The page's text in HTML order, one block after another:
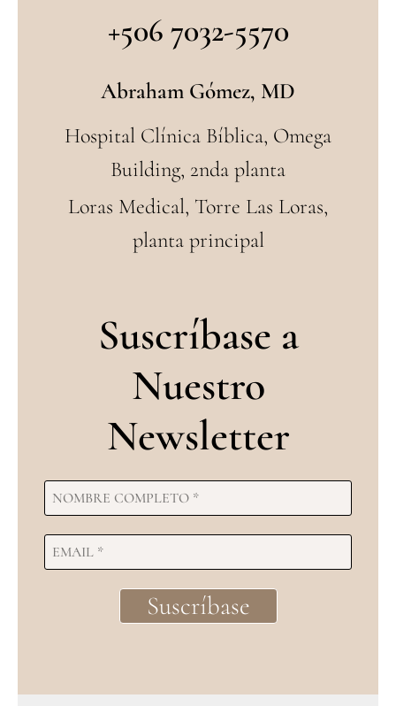
+506 7032-5570
Abraham Gómez, MD
Hospital Clínica Bíblica, Omega
Building, 2nda planta
Loras Medical, Torre Las Loras,
planta principal
Suscríbase a
Nuestro
Newsletter